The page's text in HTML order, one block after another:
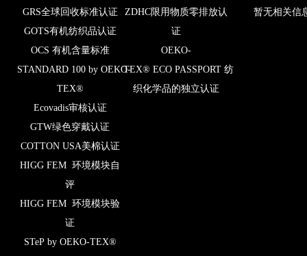
GRS全球回收标准认证
GOTS有机纺织品认证
OCS 有机含量标准
STANDARD 100 by OEKO-
TEX®
Ecovadis审核认证
GTW绿色穿戴认证
COTTON USA美棉认证
HIGG FEM 环境模块自
评
HIGG FEM 环境模块验
证
STeP by OEKO-TEX®
ZDHC限用物质零排放认
证
OEKO-
TEX® ECO PASSPORT 纺
织化学品的独立认证
暂无相关信